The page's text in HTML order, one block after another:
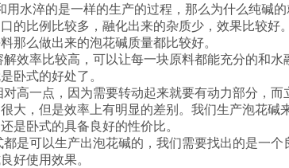
水淬的是一样的生产的过程，那么为什么纯碱
的比例比较多，融化出来的杂质少，效果比较
那么做出来的泡花碱质量都比较好。
效率比较高，可以让每一块原料都能充分的和水
卧式的好处了。
高一点，因为需要转动起来就要有动力部分，而
大，但是效率上有明显的差别。我们生产泡花
是卧式的具备良好的性价比。
是可以生产出泡花碱的，我们需要找出的是一个
好使用效果。